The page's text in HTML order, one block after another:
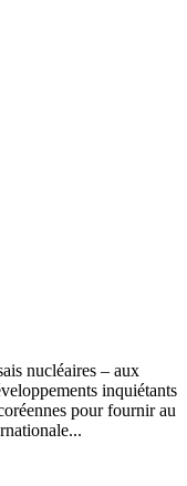
nucléaires – aux
inquiétants
pour fournir au